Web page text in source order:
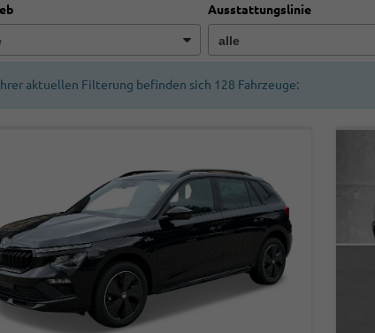
Ausstattungslinie
aktuellen Filterung befinden sich 128 Fahrzeuge: